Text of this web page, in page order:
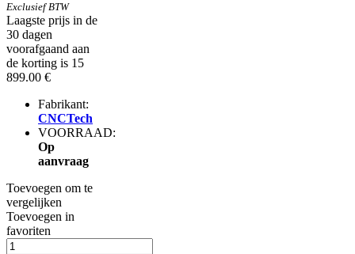
Exclusief BTW
Laagste prijs in de
30 dagen
voorafgaand aan
de korting is 15
899.00 €
Fabrikant:
CNCTech
VOORRAAD:
Op
aanvraag
Toevoegen om te
vergelijken
Toevoegen in
favoriten